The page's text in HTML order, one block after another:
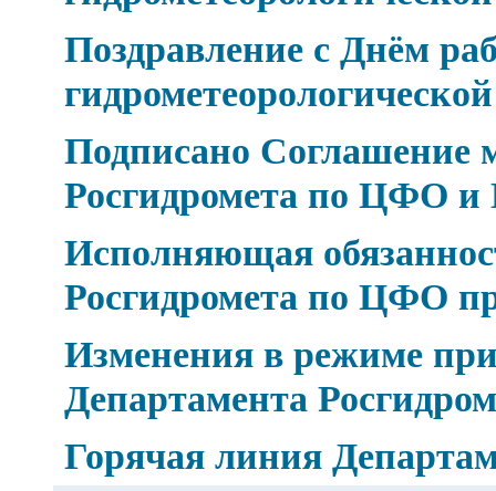
Поздравление с Днём
Подписано Соглашение
Росгидромета по ЦФО
Исполняющая
Росгидромета по ЦФО
Изменения в режиме
Департамента
Горячая линия